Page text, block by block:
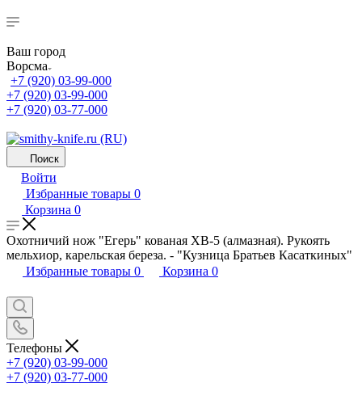
Ваш город
Ворсма
+7 (920) 03-99-000
+7 (920) 03-99-000
+7 (920) 03-77-000
Поиск
Войти
Избранные товары 0
Корзина 0
Охотничий нож "Егерь" кованая ХВ-5 (алмазная). Рукоять
мельхиор, карельская береза. - "Кузница Братьев Касаткиных"
Избранные товары 0 Корзина 0
Телефоны
+7 (920) 03-99-000
+7 (920) 03-77-000